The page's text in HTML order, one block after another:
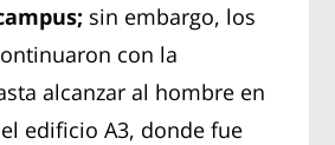
sin embargo, los
con la
alcanzar al hombre en
edificio A3, donde fue